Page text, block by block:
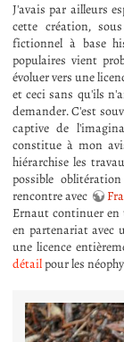
J'avais par ailleurs
cette création,
fictionnel à base
populaires vient
évoluer vers une
et ceci sans qu'ils
demander. C'est
captive de
constitue à mon
hiérarchise les
possible
rencontre avec
Ernaut continuer
en partenariat avec
une licence
détailpour les